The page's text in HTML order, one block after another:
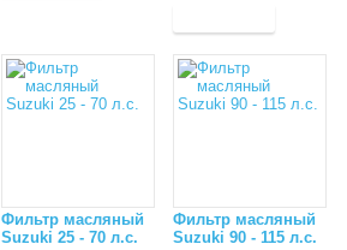
Фильтр масляный
Suzuki 25 - 70 л.с.
Фильтр масляный
Suzuki 90 - 115 л.с.